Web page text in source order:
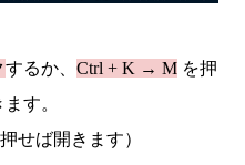
するか、 Ctrl + K → M を押
す。
せば開きます）